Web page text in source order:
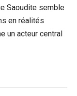
Saoudite semble
en réalités
un acteur central